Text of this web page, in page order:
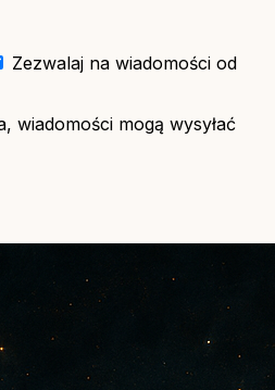
Zezwalaj na wiadomości od
wiadomości mogą wysyłać